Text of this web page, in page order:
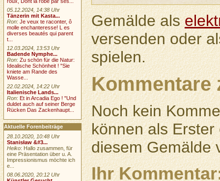
Gemälde als
versenden oder
spielen.
Kommentare
Noch kein
können als
diesem Gemälde
Ihr
05.12.2024, 14:38 Uhr
Tänzerin mit Kasta...
Ron:Je veux te raconter, ô
molle enchanteresse! L es
diverses beautés qui parent
t...
12.03.2024, 13:53 Uhr
Badende Nymphe...
Ron:Zu schön für die Natur:
Idealische Schönheit ! "Sie
kniete am Rande des
Wasse...
22.02.2024, 14:22 Uhr
Italienische Lands...
Ron:Et in Arcadia Ego ! "Und
duldet auch auf seiner Berge
Rücken Das Zackenhaupt...
Aktuelle Forenbeiträge
28.10.2020, 10:48 Uhr
Stanisław &#3...
Heiko: Hallo zusammen, für
eine Präsentation über u. A.
Impressionismus möchte ich
e...
08.06.2020, 20:12 Uhr